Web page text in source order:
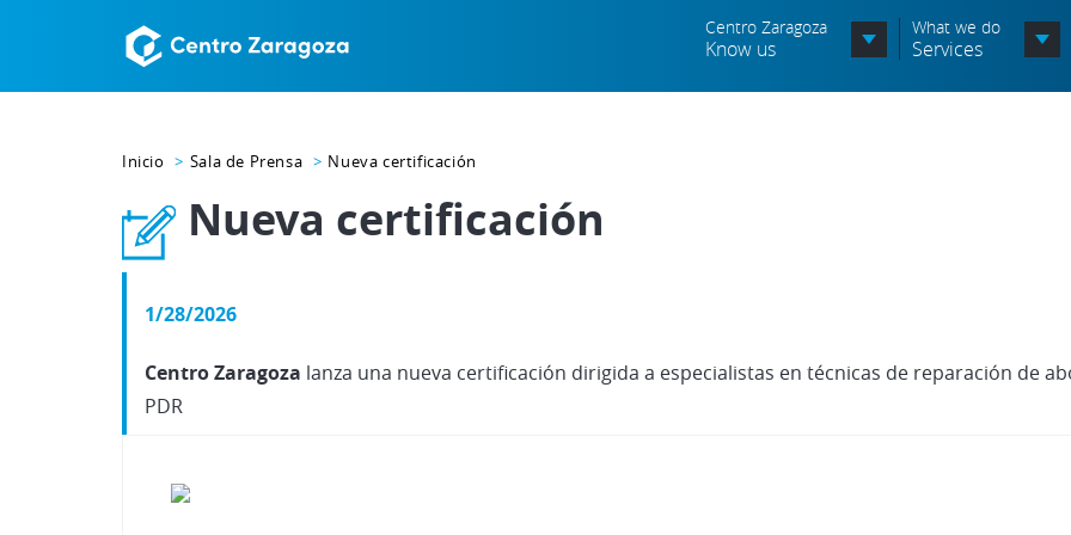
Centro Zaragoza
Know us
What we do
Services
Inicio Sala de Prensa Nueva certificación
Nueva certificación
1/28/2026
Centro Zaragoza lanza una nueva certificación dirigida a especialistas en técnicas de reparación de
PDR